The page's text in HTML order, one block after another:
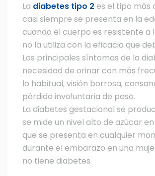
La diabetes tipo 2 es el tipo más
casi siempre se presenta en la
cuando el cuerpo es resistente a
no la utiliza con la eficacia que
Los principales síntomas de la
necesidad de orinar con más
lo habitual, visión borrosa,
pérdida involuntaria de peso.
La diabetes gestacional se
se mide un nivel alto de azúcar
que se presenta en cualquier
durante el embarazo en una
no tiene diabetes.